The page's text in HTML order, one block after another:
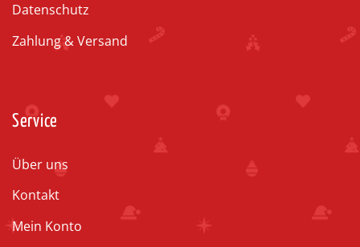
Datenschutz
Zahlung & Versand
Service
Über uns
Kontakt
Mein Konto